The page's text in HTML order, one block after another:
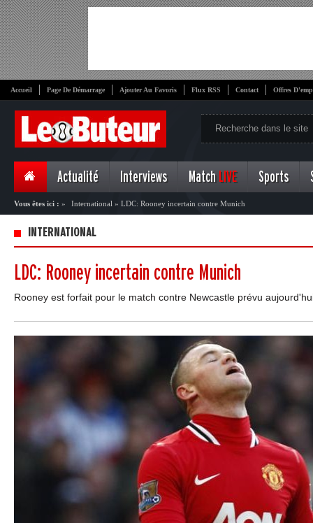
Accueil Page De Démarrage Ajouter Au Favoris Flux RSS Contact Offres
Actualité Interviews Match LIVE Sports
Vous êtes ici : » International » LDC: Rooney incertain contre Munich
INTERNATIONAL
LDC: Rooney incertain contre Munich
Rooney est forfait pour le match contre Newcastle prévu